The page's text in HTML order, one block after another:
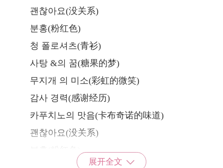
괜찮아요(没关系)
분홍(粉红色)
청 폴로셔츠(青衫)
사탕 &의 꿈(糖果的梦)
무지개 의 미소(彩虹的微笑)
감사 경력(感谢经历)
카푸치노의 맛음(卡布奇诺的味道)
괜찮아요(没关系)
展开全文